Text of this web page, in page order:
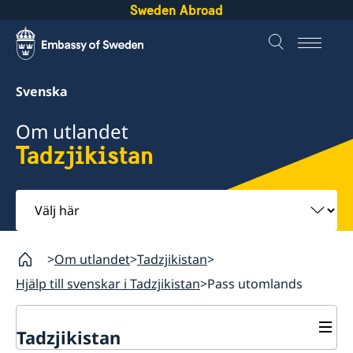
Sweden Abroad
Svenska
Om utlandet
Tadzjikistan
Välj
här
Om utlandet Tadzjikistan
Hjälp till svenskar i Tadzjikistan Pass utomlands
Tadzjikistan